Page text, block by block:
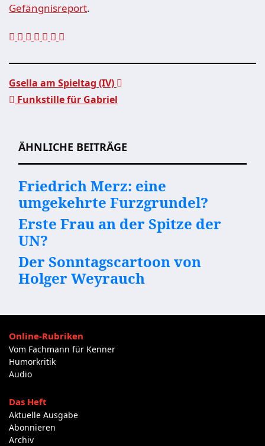
Gefängnisreport.
Gsella am Spieltag (IV)
Funkstille für Gabriel
ÄHNLICHE BEITRÄGE
Friedrich Merz: eine
umgekehrte Furzgrundel?
Erste Frau an der Spitze der
UN?
Der Sonntagscartoon von
Holger Weyrauch
Online-Rubriken
Vom Fachmann für Kenner
Humorkritik
Audio
Das Heft
Aktuelle Ausgabe
Abonnieren
Archiv